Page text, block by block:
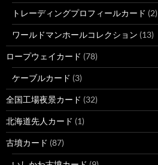
トレーディングプロフィールカード (2)
ワールドマンホールコレクション (13)
ロープウェイカード (78)
ケーブルカード (3)
全国工場夜景カード (32)
北海道先人カード (1)
古墳カード (87)